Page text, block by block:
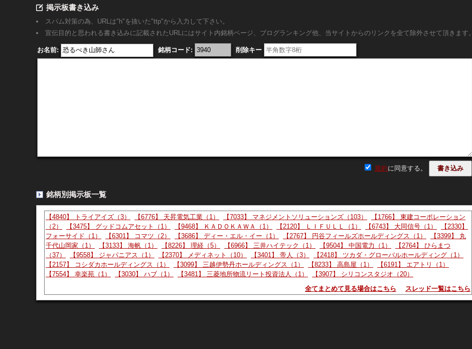
Yahoo掲示板（Y板） - 3940
空売り、ショボ！
（２） 取得し得る 株式の総数 1,000,000株（上限） （発行済株式総数（自己株式を除く）に対する割合 2.2％） （３）
株式の取得価格の 総額 15 0,000,000円（上限） （４） 取得期間 2026年８月10日～2026年10月31日 （５） 取得方法 東
己株式を除く） 自己株式数 1,602,204株 以
Yahoo掲示板（Y板） - 3940より
681 :自己株式取得に係る事…：2026/08/07(金)14:32:00ID:.
自己株式取得に係る事項の決定のお知らせ （会社法第459条第１項の規定による定款の定めに基づく自己株式の取得）
当社は、2026年８月７日開催の取締役会において、会社法第459条第１項の規定による定款の定めに基 づき、自己株式
取得に係る事項について決議いたしましたので、下記のとおりお知らせいたします。
掲示板書き込み
スパム対策の為、URLは"h"を抜いた"ttp"から入力して下さい。
宣伝目的と思われる書き込みに記載されたURLにはサイト内銘柄ページ、ブログランキング他、当サイトからのリンクを全て除外させて頂きます。
お名前: 銘柄コード: 削除キー
規約に同意する。
銘柄別掲示板一覧
【4840】 トライアイズ（3） 【6776】 天昇電気工業（1） 【7033】 マネジメントソリューションズ（103）
【1766】 東建コーポレーション
（2）
【3475】 グッドコムアセット（1） 【9468】 ＫＡＤＯＫＡＷＡ（1） 【2120】 ＬＩＦＵＬＬ（1） 【6743】 大同信号（1）
【2330】
フォーサイド（1）
【6301】 コマツ（2） 【3686】 ディー・エル・イー（1） 【2767】 円谷フィールズホールディングス（1）
【3399】 丸
千代山岡家（1）
【3133】 海帆（1） 【8226】 理経（5） 【6966】 三井ハイテック（1） 【9504】 中国電力（1）
【2764】 ひらまつ
（37）
【9558】 ジャパニアス（1） 【2370】 メディネット（10） 【3401】 帝人（3）
【2418】 ツカダ・グローバルホールディング（1）
【2157】 コシダカホールディングス（1）
【3099】 三越伊勢丹ホールディングス（1） 【8233】 高島屋（1）
【6191】 エアトリ（1）
【7554】 幸楽苑（1）
【3030】 ハブ（1） 【3481】 三菱地所物流リート投資法人（1）
【3907】 シリコンスタジオ（20）
スレッド一覧はこちら
全てまとめて見る場合はこちら